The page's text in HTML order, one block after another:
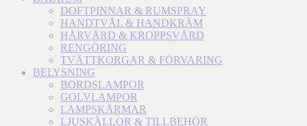
DOFTPINNAR & RUMSPRAY
HANDTVÅL & HANDKRÄM
HÅRVÅRD & KROPPSVÅRD
RENGÖRING
TVÄTTKORGAR & FÖRVARING
BELYSNING
BORDSLAMPOR
GOLVLAMPOR
LAMPSKÄRMAR
LJUSKÄLLOR & TILLBEHÖR